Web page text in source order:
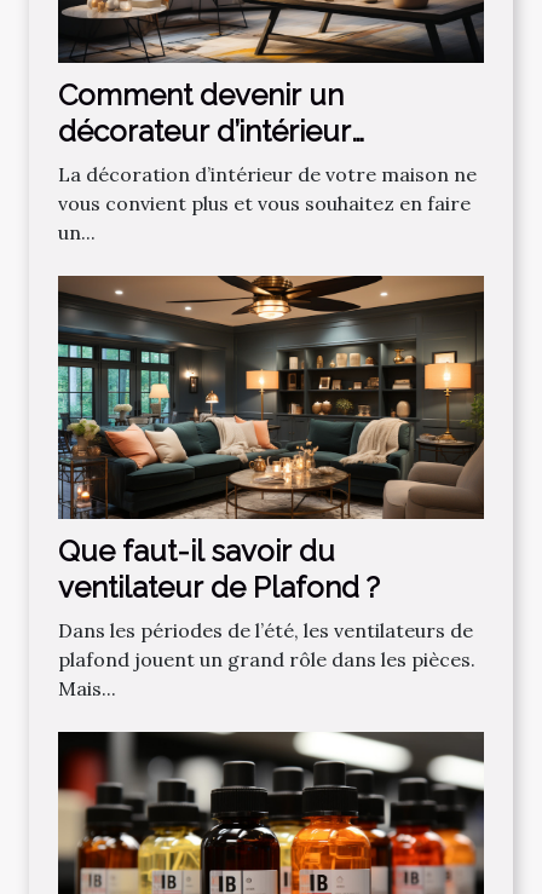
Comment devenir un
décorateur d’intérieur
professionnel ?
La décoration d’intérieur de votre maison ne
vous convient plus et vous souhaitez en faire
un...
Que faut-il savoir du
ventilateur de Plafond ?
Dans les périodes de l’été, les ventilateurs de
plafond jouent un grand rôle dans les pièces.
Mais...